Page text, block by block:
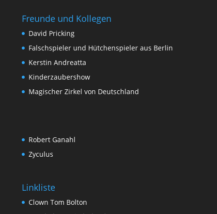
Freunde und Kollegen
David Pricking
Falschspieler und Hütchenspieler aus Berlin
Kerstin Andreatta
Kinderzaubershow
Magischer Zirkel von Deutschland
Robert Ganahl
Zyculus
Linkliste
Clown Tom Bolton